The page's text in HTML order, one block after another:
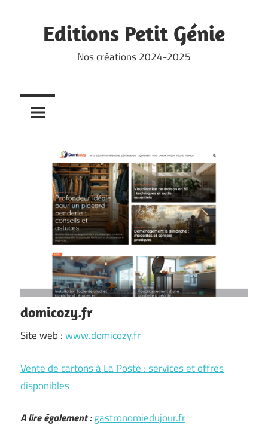
contentEditions Petit Génie
Nos créations 2024-2025
domicozy.fr
Site web :www.domicozy.fr
Vente de cartons à La Poste : services et offres
disponibles
A lire également :gastronomiedujour.fr